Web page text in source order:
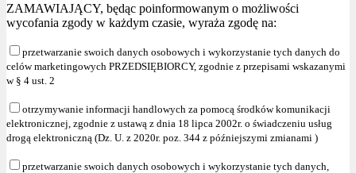
ZAMAWIAJĄCY, będąc poinformowanym o możliwości
wycofania zgody w każdym czasie, wyraża zgodę na:
przetwarzanie swoich danych osobowych i wykorzystanie tych danych do
celów marketingowych PRZEDSIĘBIORCY, zgodnie z przepisami wskazanymi
w § 4 ust. 2
otrzymywanie informacji handlowych za pomocą środków komunikacji
elektronicznej, zgodnie z ustawą z dnia 18 lipca 2002r. o świadczeniu usług
drogą elektroniczną (Dz. U. z 2020r. poz. 344 z późniejszymi zmianami )
przetwarzanie swoich danych osobowych i wykorzystanie tych danych,